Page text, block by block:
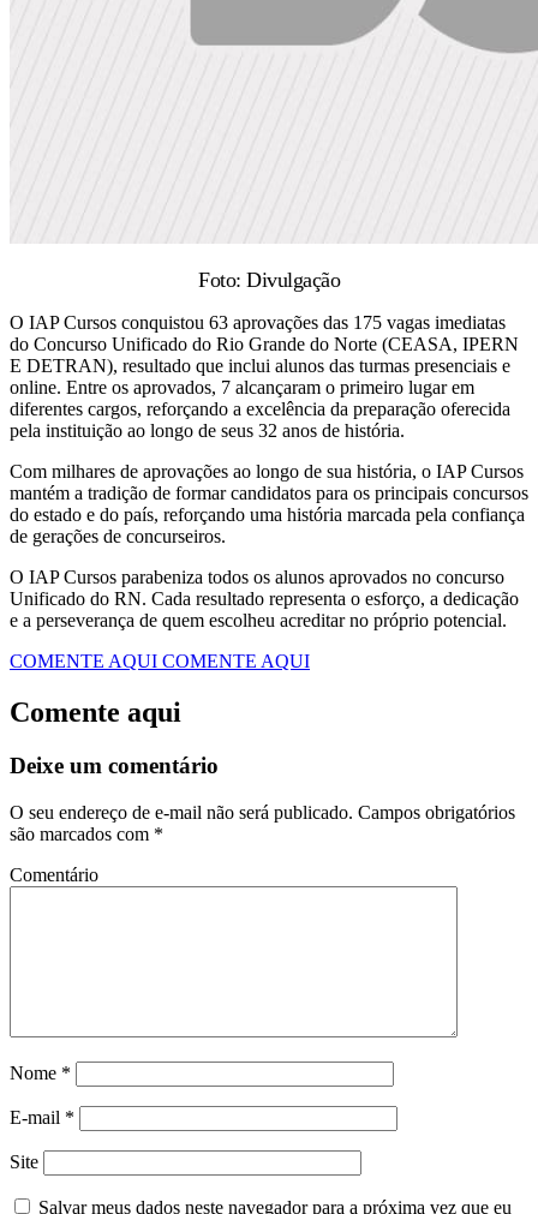
Foto: Divulgação
O IAP Cursos conquistou 63 aprovações das 175 vagas imediatas
do Concurso Unificado do Rio Grande do Norte (CEASA, IPERN
E DETRAN), resultado que inclui alunos das turmas presenciais e
online. Entre os aprovados, 7 alcançaram o primeiro lugar em
diferentes cargos, reforçando a excelência da preparação oferecida
pela instituição ao longo de seus 32 anos de história.
Com milhares de aprovações ao longo de sua história, o IAP Cursos
mantém a tradição de formar candidatos para os principais concursos
do estado e do país, reforçando uma história marcada pela confiança
de gerações de concurseiros.
O IAP Cursos parabeniza todos os alunos aprovados no concurso
Unificado do RN. Cada resultado representa o esforço, a dedicação
e a perseverança de quem escolheu acreditar no próprio potencial.
COMENTE AQUI COMENTE AQUI
Comente aqui
Deixe um comentário
O seu endereço de e-mail não será publicado. Campos obrigatórios
são marcados com *
Comentário
Nome *
E-mail *
Site
Salvar meus dados neste navegador para a próxima vez que eu